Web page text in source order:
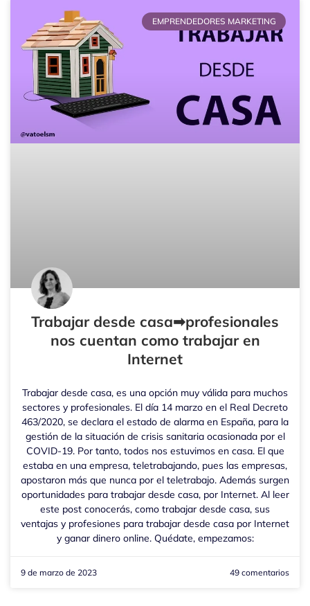
EMPRENDEDORES MARKETING
Trabajar desde casa➡profesionales
nos cuentan como trabajar en
Internet
Trabajar desde casa, es una opción muy válida para muchos
sectores y profesionales. El día 14 marzo en el Real Decreto
463/2020, se declara el estado de alarma en España, para la
gestión de la situación de crisis sanitaria ocasionada por el
COVID-19. Por tanto, todos nos estuvimos en casa. El que
estaba en una empresa, teletrabajando, pues las empresas,
apostaron más que nunca por el teletrabajo. Además surgen
oportunidades para trabajar desde casa, por Internet. Al leer
este post conocerás, como trabajar desde casa, sus
ventajas y profesiones para trabajar desde casa por Internet
y ganar dinero online. Quédate, empezamos:
9 de marzo de 2023 49 comentarios